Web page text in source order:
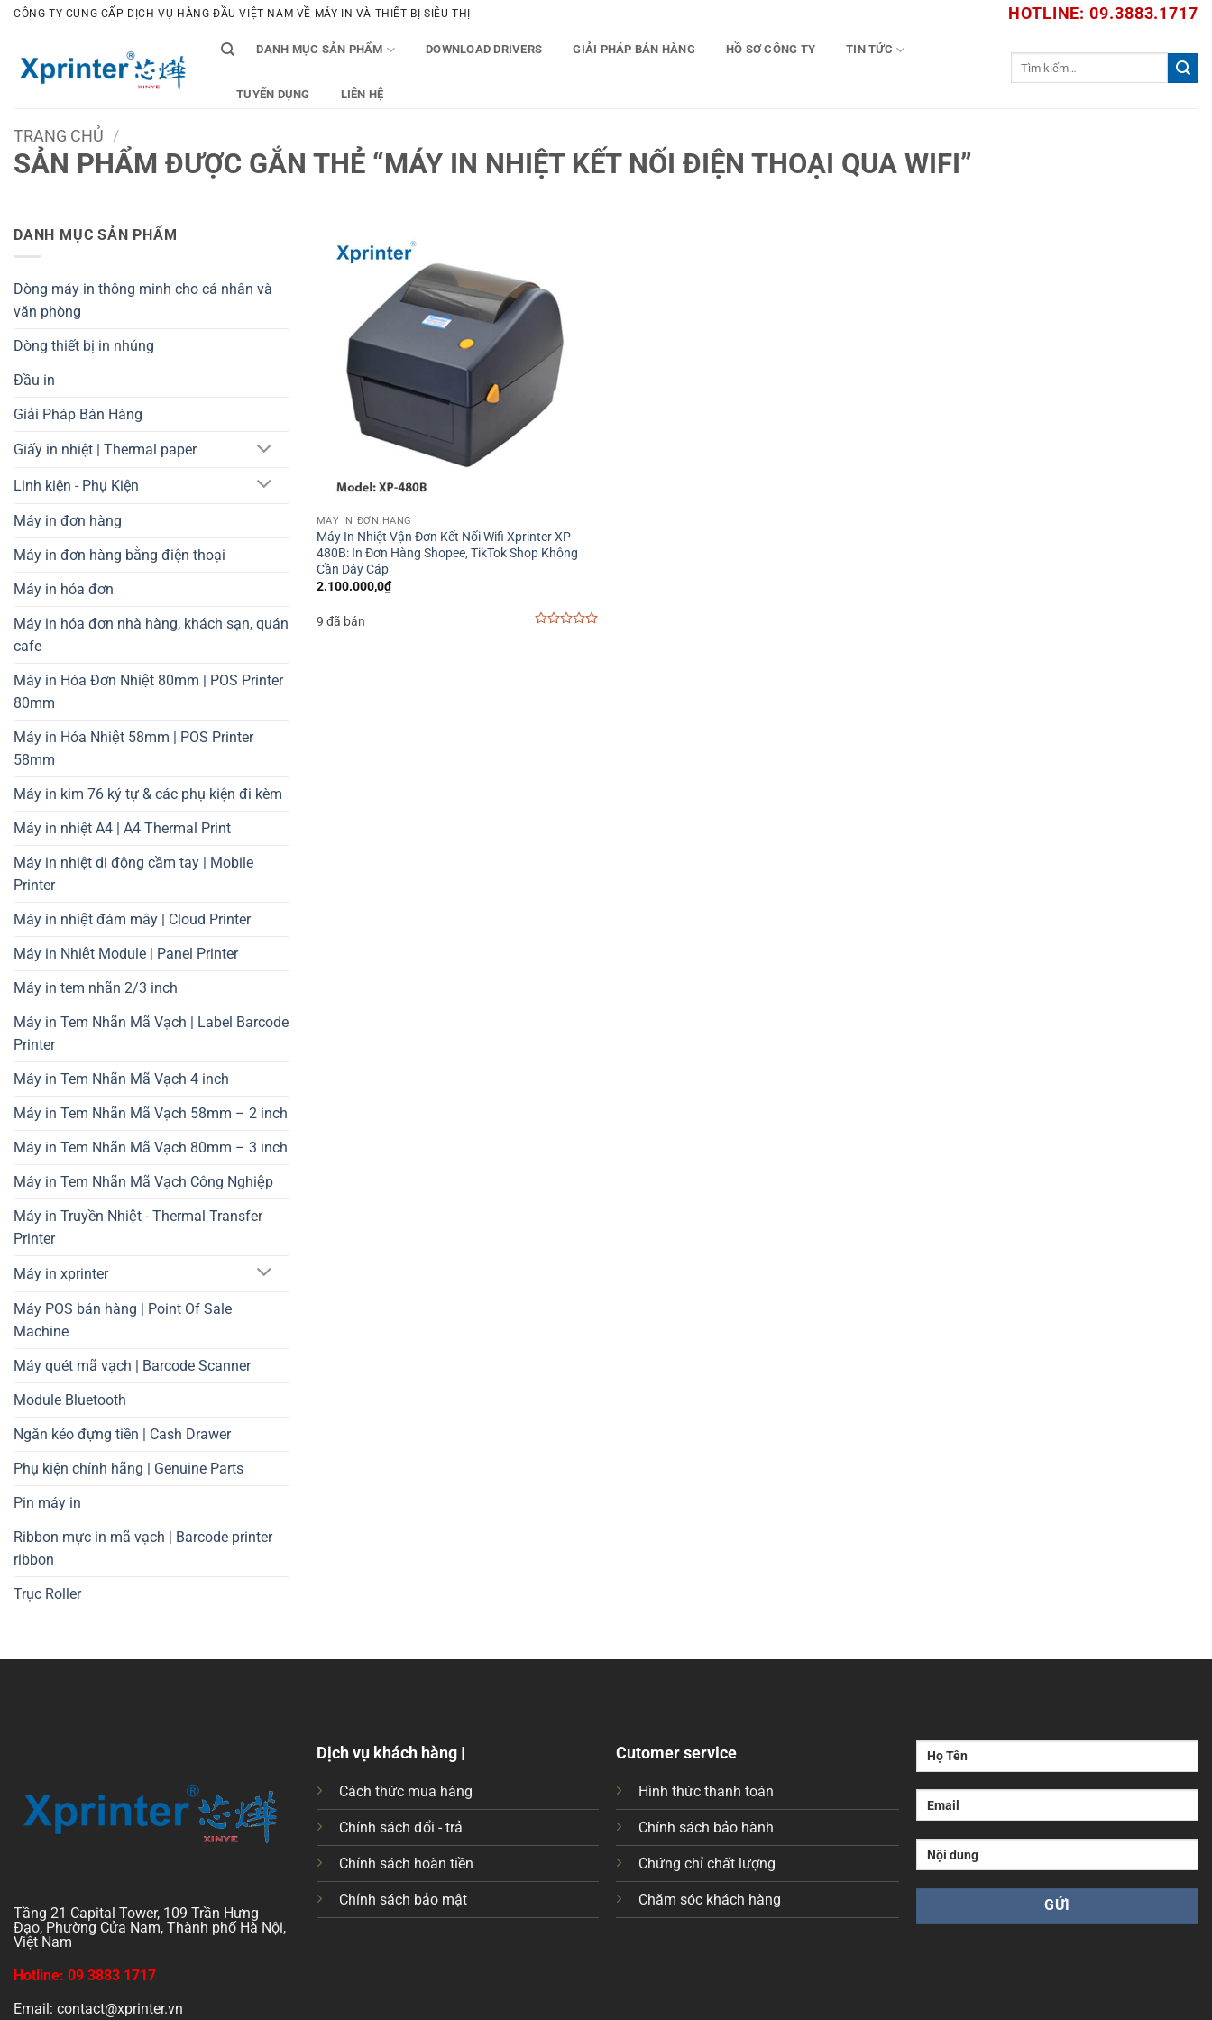
Bỏ
dung
CÔNG TY CUNG CẤP DỊCH VỤ HÀNG ĐẦU VIỆT NAM VỀ MÁY IN VÀ THIẾT BỊ SIÊU THỊ HOTLINE: 09.3883.1717
DANH MỤC SẢN PHẨM DOWNLOAD DRIVERS GIẢI PHÁP BÁN HÀNG HỒ SƠ CÔNG TY TIN TỨC
TUYỂN DỤNG LIÊN HỆ
TRANG CHỦ /
SẢN PHẨM ĐƯỢC GẮN THẺ “MÁY IN NHIỆT KẾT NỐI ĐIỆN THOẠI QUA WIFI”
DANH MỤC SẢN PHẨM
Dòng máy in thông minh cho cá nhân và
văn phòng
Dòng thiết bị in nhúng
Đầu in
Giải Pháp Bán Hàng
Giấy in nhiệt | Thermal paper
Linh kiện - Phụ Kiện
Máy in đơn hàng
Máy in đơn hàng bằng điện thoại
Máy in hóa đơn
Máy in hóa đơn nhà hàng, khách sạn, quán
cafe
Máy in Hóa Đơn Nhiệt 80mm | POS Printer
80mm
Máy in Hóa Nhiệt 58mm | POS Printer
58mm
Máy in kim 76 ký tự & các phụ kiện đi kèm
Máy in nhiệt A4 | A4 Thermal Print
Máy in nhiệt di động cầm tay | Mobile
Printer
Máy in nhiệt đám mây | Cloud Printer
Máy in Nhiệt Module | Panel Printer
Máy in tem nhãn 2/3 inch
Máy in Tem Nhãn Mã Vạch | Label Barcode
Printer
Máy in Tem Nhãn Mã Vạch 4 inch
Máy in Tem Nhãn Mã Vạch 58mm – 2 inch
Máy in Tem Nhãn Mã Vạch 80mm – 3 inch
Máy in Tem Nhãn Mã Vạch Công Nghiệp
Máy in Truyền Nhiệt - Thermal Transfer
Printer
Máy in xprinter
Máy POS bán hàng | Point Of Sale
Machine
Máy quét mã vạch | Barcode Scanner
Module Bluetooth
Ngăn kéo đựng tiền | Cash Drawer
Phụ kiện chính hãng | Genuine Parts
Pin máy in
Ribbon mực in mã vạch | Barcode printer
ribbon
Trục Roller
MÁY IN ĐƠN HÀNG
Máy In Nhiệt Vận Đơn Kết Nối Wifi Xprinter XP-
480B: In Đơn Hàng Shopee, TikTok Shop Không
Cần Dây Cáp
2.100.000,0₫
9 đã bán
Tầng 21 Capital Tower, 109 Trần Hưng
Đạo, Phường Cửa Nam, Thành phố Hà Nội,
Việt Nam
Hotline: 09 3883 1717
Email: contact@xprinter.vn
Dịch vụ khách hàng |
Cách thức mua hàng
Chính sách đổi - trả
Chính sách hoàn tiền
Chính sách bảo mật
Cutomer service
Hình thức thanh toán
Chính sách bảo hành
Chứng chỉ chất lượng
Chăm sóc khách hàng